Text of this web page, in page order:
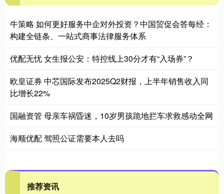
牛策略 如何更好服务中企对外投资？中国贸促会答每经：
构建全链条、一站式商事法律服务体系
优配无忧 女生报公安：特控线上30分才有“入场券”？
欧皇证券 中芯国际发布2025Q2财报，上半年销售收入同
比增长22%
国融资管 母亲车祸昏迷，10岁男孩跪地拦车求救感动全网
海顺优配 驾照公证需要本人去吗
推荐资讯